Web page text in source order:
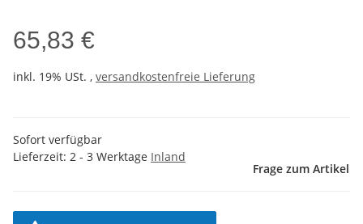
65,83 €
inkl. 19% USt. , versandkostenfreie Lieferung
Sofort verfügbar
Lieferzeit: 2 - 3 Werktage Inland
Frage zum Artikel